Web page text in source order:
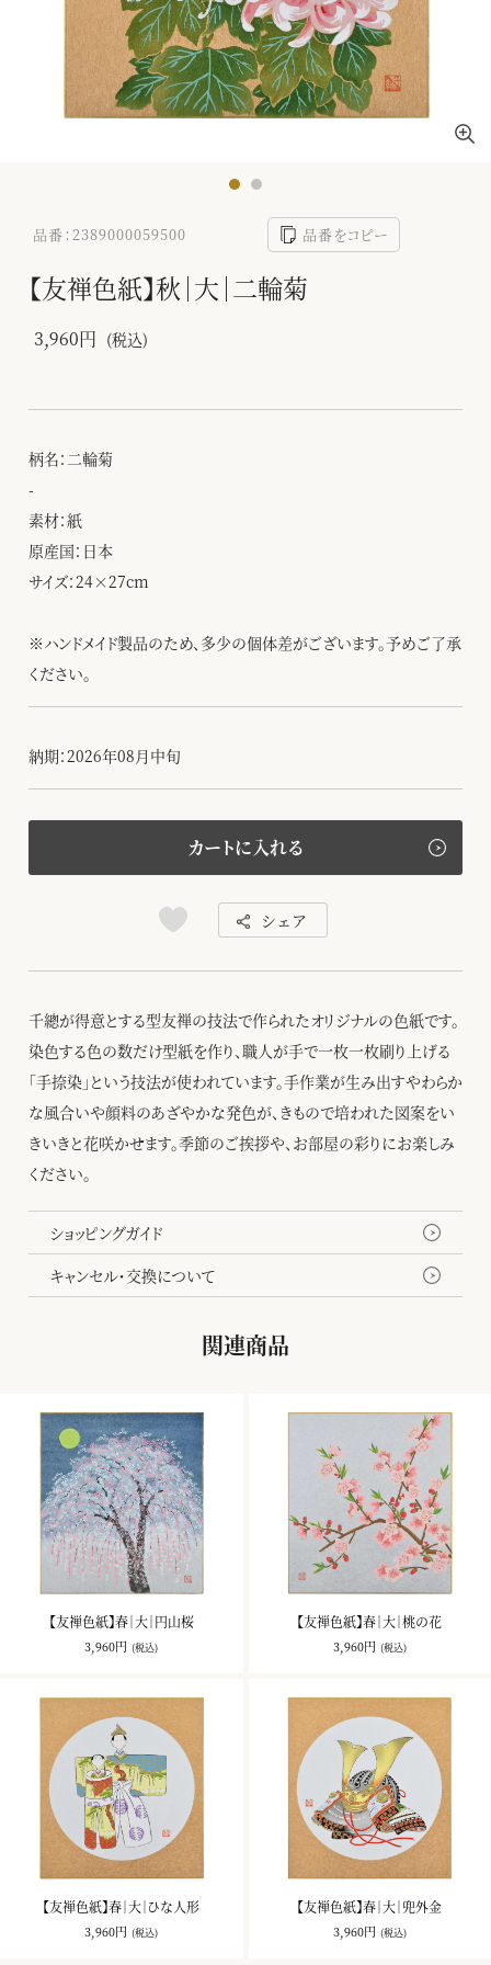
品番：2389000059500 品番をコピー
【友禅色紙】秋｜大｜二輪菊
3,960円 (税込)
柄名：二輪菊
-
素材：紙
原産国：日本
サイズ：24×27cm
※ハンドメイド製品のため、多少の個体差がございます。予めご了承
ください。
納期：2026年08月中旬
カートに入れる
シェア
千總が得意とする型友禅の技法で作られたオリジナルの色紙です。
染色する色の数だけ型紙を作り、職人が手で一枚一枚刷り上げる
「手捺染」という技法が使われています。手作業が生み出すやわらか
な風合いや顔料のあざやかな発色が、きもので培われた図案をい
きいきと花咲かせます。季節のご挨拶や、お部屋の彩りにお楽しみ
ください。
ショッピングガイド
キャンセル・交換について
関連商品
【友禅色紙】春｜大｜円山桜
3,960円 (税込)
【友禅色紙】春｜大｜桃の花
3,960円 (税込)
【友禅色紙】春｜大｜ひな人形
3,960円 (税込)
【友禅色紙】春｜大｜兜外金
3,960円 (税込)